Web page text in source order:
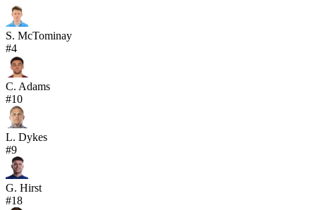
S. McTominay
#4
C. Adams
#10
L. Dykes
#9
G. Hirst
#18